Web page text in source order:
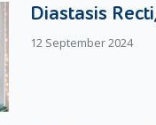
pasangan. Bukan
anda.
Diastasis
12 September 2024